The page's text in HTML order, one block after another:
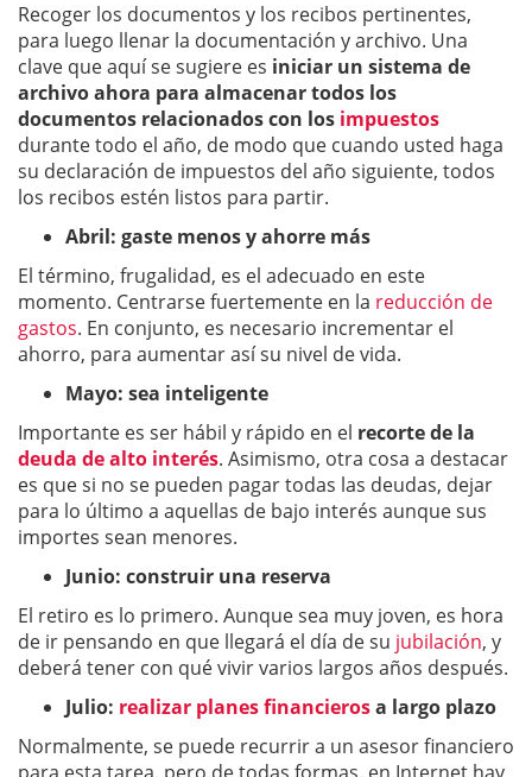
Recoger los documentos y los recibos pertinentes,
para luego llenar la documentación y archivo. Una
clave que aquí se sugiere es iniciar un sistema de
archivo ahora para almacenar todos los
documentos relacionados con los impuestos
durante todo el año, de modo que cuando usted haga
su declaración de impuestos del año siguiente, todos
los recibos estén listos para partir.
Abril: gaste menos y ahorre más
El término, frugalidad, es el adecuado en este
momento. Centrarse fuertemente en la reducción de
gastos. En conjunto, es necesario incrementar el
ahorro, para aumentar así su nivel de vida.
Mayo: sea inteligente
Importante es ser hábil y rápido en el recorte de la
deuda de alto interés. Asimismo, otra cosa a destacar
es que si no se pueden pagar todas las deudas, dejar
para lo último a aquellas de bajo interés aunque sus
importes sean menores.
Junio: construir una reserva
El retiro es lo primero. Aunque sea muy joven, es hora
de ir pensando en que llegará el día de su jubilación, y
deberá tener con qué vivir varios largos años después.
Julio: realizar planes financierosa largo plazo
Normalmente, se puede recurrir a un asesor financiero